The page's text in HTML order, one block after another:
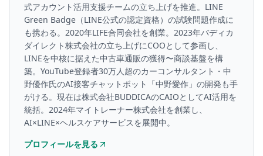
式アカウント活用支援チームの立ち上げを推進。LINE
Green Badge（LINE公式の認定資格）の試験問題作成に
も携わる。2020年LIFE合同会社を創業。2023年バディカ
ダイレクト株式会社の立ち上げにCOOとして参画し、
LINEを中核に据えた中古車通販の獲得〜商談基盤を構
築。YouTube登録者30万人超のカーコンサルタント・中
野優作氏のAI接客チャットボット「中野愛作」の開発も手
がける。現在は株式会社BUDDICAのCAIOとしてAI活用を
統括。2024年マイトレーナー株式会社を創業し、
AI×LINE×ヘルスケアサービスを展開中。
プロフィールを見る